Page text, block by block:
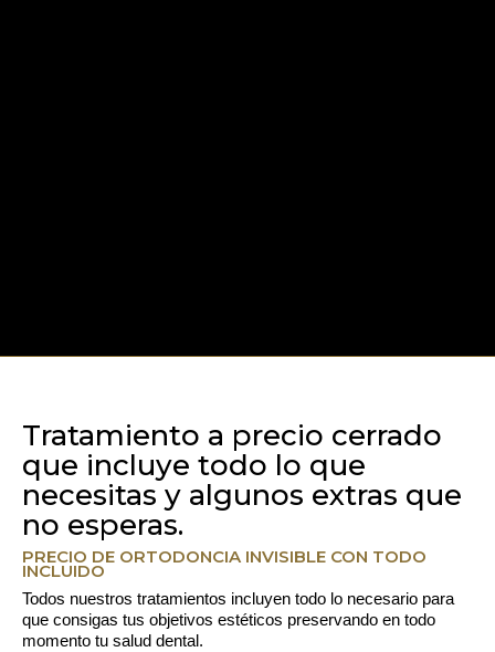
Tratamiento a precio cerrado
que incluye todo lo que
necesitas y algunos extras que
no esperas.
PRECIO DE ORTODONCIA INVISIBLE CON TODO
INCLUIDO
Todos nuestros tratamientos incluyen todo lo necesario para
que consigas tus objetivos estéticos preservando en todo
momento tu salud dental.